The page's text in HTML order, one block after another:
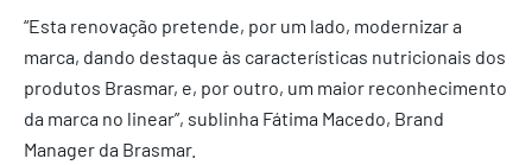
“Esta renovação pretende, por um lado, modernizar a
marca, dando destaque às características nutricionais dos
produtos Brasmar, e, por outro, um maior reconhecimento
da marca no linear”, sublinha Fátima Macedo, Brand
Manager da Brasmar.